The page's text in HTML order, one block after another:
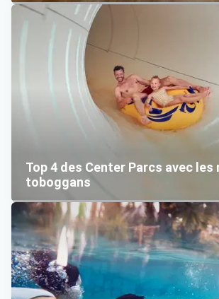
Top 4 des Center Parcs avec les
toboggans